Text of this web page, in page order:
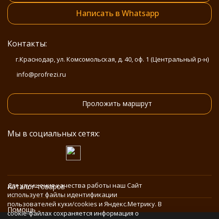
Написать в Whatsapp
Контакты:
г.Краснодар, ул. Комсомольская, д. 40, оф. 1 (Центральный р-н)
info@profrezi.ru
Проложить маршрут
Мы в социальных сетях:
Каталог товаров
Помощь
Для улучшения качества работы наш Сайт
использует файлы идентификации
пользователей куки/cookies и Яндекс.Метрику. В
cookie-файлах сохраняется информация о